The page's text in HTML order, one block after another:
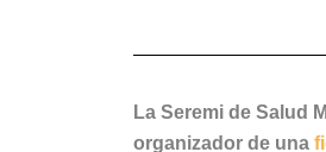
La Seremi de Salud
organizador de una